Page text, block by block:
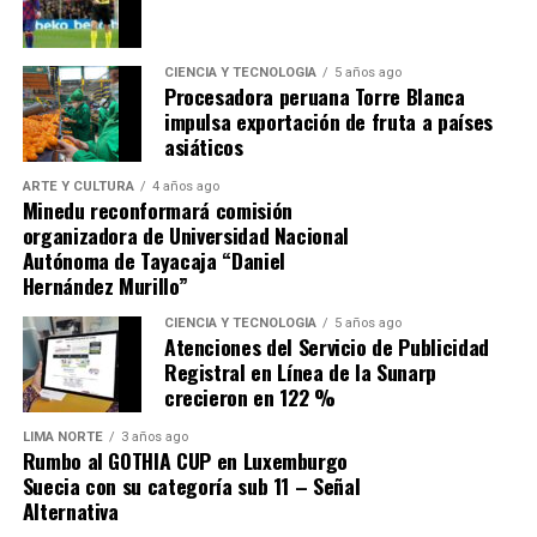
1. El origen: compra «no
competitiva» por más de s/ 31
millones
En setiembre de 2025, CENARES convocó el proceso no
competitivo (Contratación Directa N.° 22-2025-
CENARES/MINSA) para la adquisición de
unidades de Cloruro de Sodio de 1Lt.
313-2025-CENARES/MINSA fue otorgado
aALKOFARMA E.I.R.L.por un monto deS/
31,217,061.60
(a S/ 4.35 por unidad). El producto
suministrado no era de origen peruano, sino importado
de China del fabricante
Co., Ltd.con Registro Sanitario EE-13689.
CIENCIA Y TECNOLOGÍA 5 años ago
Procesadora peruana Torre Blanca
impulsa exportación de fruta a países
asiáticos
ARTE Y CULTURA 4 años ago
Minedu reconformará comisión
organizadora de Universidad Nacional
Autónoma de Tayacaja “Daniel
Hernández Murillo”
CIENCIA Y TECNOLOGÍA 5 años ago
Atenciones del Servicio de Publicidad
Registral en Línea de la Sunarp
crecieron en 122 %
LIMA NORTE 3 años ago
Rumbo al GOTHIA CUP en Luxemburgo
Suecia con su categoría sub 11 – Señal
Alternativa